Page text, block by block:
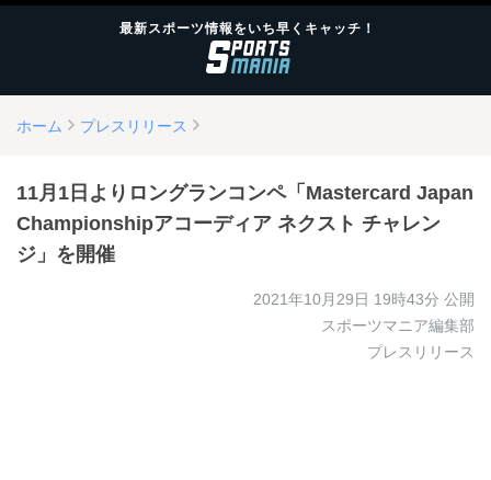
最新スポーツ情報をいち早くキャッチ！
ホーム プレスリリース
11月1日よりロングランコンペ「Mastercard Japan
Championshipアコーディア ネクスト チャレン
ジ」を開催
2021年10月29日 19時43分 公開
スポーツマニア編集部
プレスリリース